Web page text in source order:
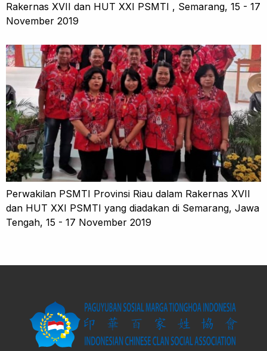
Rakernas XVII dan HUT XXI PSMTI , Semarang, 15 - 17
November 2019
Perwakilan PSMTI Provinsi Riau dalam Rakernas XVII
dan HUT XXI PSMTI yang diadakan di Semarang, Jawa
Tengah, 15 - 17 November 2019